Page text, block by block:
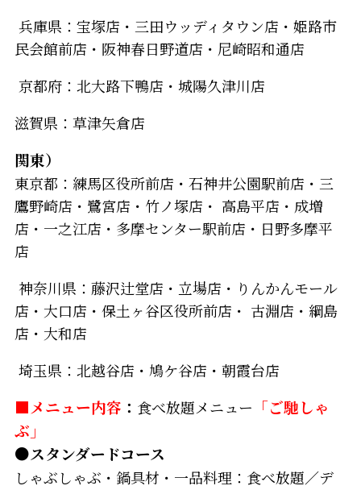
兵庫県：宝塚店・三田ウッディタウン店・姫路市
民会館前店・阪神春日野道店・尼崎昭和通店
京都府：北大路下鴨店・城陽久津川店
滋賀県：草津矢倉店
関東）
東京都：練馬区役所前店・石神井公園駅前店・三
鷹野崎店・鷺宮店・竹ノ塚店・ 高島平店・成増
店・一之江店・多摩センター駅前店・日野多摩平
店
神奈川県：藤沢辻堂店・立場店・りんかんモール
店・大口店・保土ヶ谷区役所前店・ 古淵店・綱島
店・大和店
埼玉県：北越谷店・鳩ケ谷店・朝霞台店
■メニュー内容 ： 食べ放題メニュー 「ご馳しゃ
ぶ」
●スタンダードコース
しゃぶしゃぶ・鍋具材・一品料理：食べ放題／デ